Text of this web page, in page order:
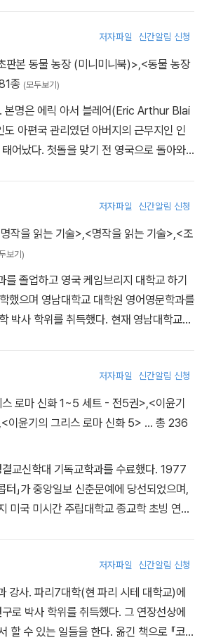
랑스 해방 운동에 참여한 카뮈는 철학 에세
희곡 작품 「오해」(1944) 등 다양한 작
세계대전 중에는 저항운동에 참가하여 레
다가 후에 일간지가 된 [콩바]의 편집장으
고한 도덕적 기반을 가져야 한다는 신념에
견지했다. 또 집단적 폭력의 공포와 악성, 부
마르크시즘과 니힐리즘에 반대하며 제3
론 《반항적 인간》을 발표하여 지성계에 큰
지만, 1956년 《전락》을 발표하면서 사르
《이방인》, 《시지프의 신
넘어 사상가로도 인정받기 시작했고, 실존
었다. 《이방인》의 주인공 뫼르소가 엄마,
’을 연달아 맞닥뜨리며 삶의 부조리를 고뇌
년에 노벨 문학상을 수상하며 대문호의 반
독립을 둘러싼 논쟁에 참여하며 활동을 이
터뷰에서 “자동차 사고로 죽는 것보다 더
없다.”라고 했는데, 아이러니하게도, 196
《최초의 인간》은 1994년에야 빛을 보게
름》, 《태양의 후예》, 《젊은 시절의 글》,
보내는 편지》, 《전락·추방과 왕국》, 《안과
과의 전쟁』, 『절대성 공장』, 『크라카티
이집이 있다.
에는 과학 소설 《달세계 최초의 인류》와
》을 출간했으며 이듬해 사회주의 조직인 페
기 전까지 소설과 에세이, 사회과학서와
은 저서를 남겼다. 주요 작품으로 소설 《투
공중 전쟁》 등이 있으며 논픽션으로 《사회주
》, 《간략한 세계사》 등이 있다.
을 맡아 직접 기사와 단편을 썼으며, 고등
을 포기하고 1917년 [캔자스시티 스타]의
세계대전 중이던 1918년 적십자 야전병원
입고 귀국했다. 휴전 후 캐나다 [토론토 스
각지를 돌며 그리스-터키 전쟁을 보도하기
원으로 건너간 파리에서 스콧 피츠제럴
작가들과 교유하는 등 근대주의적 작가들
적으로 소설을 쓰기 시작했다. 1923년
다시 떠오른다』를 발표했다. 방황하는 젊은
다시 떠오른다』 소설로 베스트셀러 반열에
스트 제너레이션(잃어버린 세대)’를 대표
’와 함께 3대 작가로 성장하였다. 그의 첫
다』를 1926년에 발표했는데, 헤밍웨이의
야기를 다룬 전쟁문학의 걸작 『무기여 잘
가로서 명성을 얻는 데 공헌했으며, 1936
되자마자 수십만 부가 넘는 판매고를 올린
편을 발표하지만, 주목을 받지 못하다가 1
의 정신을 풀어낸 『노인과 바다』를 발표하
처상과 노벨문학상을 수상한다. 그러나
고를 당하는데, 말년에 사고의 후유증으로
집필 활동도 막히기 시작했다. 하지만 행동
이는 신경쇠약과 우울증에 시달리다 1961
살로 생을 마감했다. 대표작으로는 1929
년 『누구를 위하여 종은 울리나』, 1952
다.
저자파일 신간알림 신청
판본 동물 농장 (미니미니북)>,<동물 농장
종 (모두보기)
본명은 에릭 아서 블레어(Eric Arthur Blai
아편국 관리였던 아버지의 근무지인 인
어났다. 첫돌을 맞기 전 영국으로 돌아와
약한 양심의 가책” 때문에 경찰직을 사직
런던에서 부랑자 생활을 하고 그 체험을 바
바닥 생활』(1933)을 발표한다. 1936년은
활과 삶의 조건 등을 담은 『위건 부두로 가
책의 원고를 출판사에 넘겨주자마자 “파시
페인내전에 참전하여 『카탈로니아 찬가』(1
술적·정치적 입장을 정리해나간다. 그러
모로코에 가서 『숨 쉬러 나가다』(1939)
<옵저버>의 전쟁 특파원 노릇도 한다. 19
을 불러일으킨 정치 우화 『동물농장』을
『1984』(1949) 집필 중 폐결핵 판정을 받
마흔여섯 나이로 숨을 거둔다. 『위건 부두
로서 어느 정도 인정을 받은 뒤 한 진보단
동자들의 실상을 취재하여 글을 써달라는
구려 하숙집에 머물며 면밀한 조사활동을
다룬 세미다큐멘터리의 위대한 고전”으로
저자파일 신간알림 신청
작을 읽는 기술>,<명작을 읽는 기술>,<조
보기)
를 졸업하고 영국 케임브리지 대학교 하기
했으며 영남대학교 대학원 영어영문학과를
박사 학위를 취득했다. 현재 영남대학교
『스케치북』, 코넌 도일의 『셜록 홈스 선집
이의 『우리 시대에』 등이 있다.
저자파일 신간알림 신청
스 로마 신화 1~5 세트 - 전5권>,<이윤기
,<이윤기의 그리스 로마 신화 5> … 총 236
교신학대 기독교학과를 수료했다. 1977
터」가 중앙일보 신춘문예에 당선되었으며,
미국 미시간 주립대학교 종교학 초빙 연구
보기 두길보기』, 『나비 넥타이』가 있으며
사랑의 종자』, 『나무가 기도하는 집』이 있
, 『무지개와 프리즘』, 『이윤기의 그리스 로
어라』 등의 저서가 있으며, 보리슬라프 페
저자파일 신간알림 신청
강사. 파리7대학(현 파리 시테 대학교)에
로 박사 학위를 취득했다. 그 연장선상에
할 수 있는 일들을 한다. 옮긴 책으로 『코